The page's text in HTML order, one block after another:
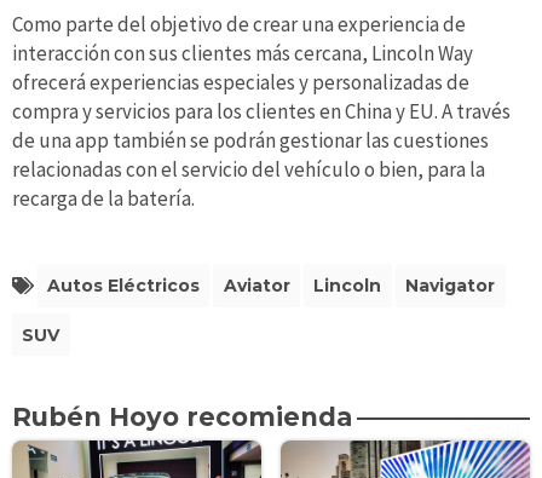
Como parte del objetivo de crear una experiencia de
interacción con sus clientes más cercana, Lincoln Way
ofrecerá experiencias especiales y personalizadas de
compra y servicios para los clientes en China y EU. A través
de una app también se podrán gestionar las cuestiones
relacionadas con el servicio del vehículo o bien, para la
recarga de la batería.
Autos Eléctricos Aviator Lincoln Navigator
SUV
Rubén Hoyo recomienda